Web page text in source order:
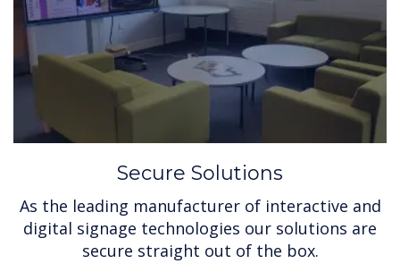
Secure Solutions
As the leading manufacturer of interactive and
digital signage technologies our solutions are
secure straight out of the box.